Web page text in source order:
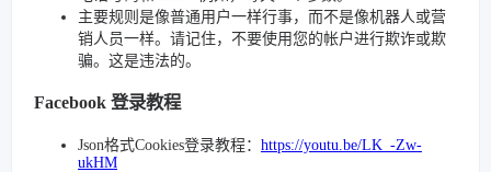
主要规则是像普通用户一样行事，而不是像机器人或营
销人员一样。请记住，不要使用您的帐户进行欺诈或欺
骗。这是违法的。
Facebook 登录教程
Json格式Cookies登录教程： https://youtu.be/LK_-Zw-
ukHM